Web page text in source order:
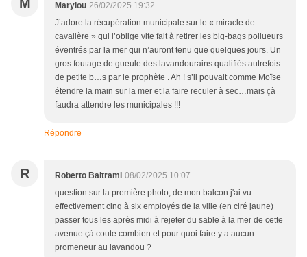
M Marylou 26/02/2025 19:32
J’adore la récupération municipale sur le « miracle de
cavalière » qui l’oblige vite fait à retirer les big-bags pollueurs
éventrés par la mer qui n’auront tenu que quelques jours. Un
gros foutage de gueule des lavandourains qualifiés autrefois
de petite b…s par le prophète . Ah ! s’il pouvait comme Moïse
étendre la main sur la mer et la faire reculer à sec…mais çà
faudra attendre les municipales !!!
Répondre
R Roberto Baltrami 08/02/2025 10:07
question sur la première photo, de mon balcon j'ai vu
effectivement cinq à six employés de la ville (en ciré jaune)
passer tous les après midi à rejeter du sable à la mer de cette
avenue çà coute combien et pour quoi faire y a aucun
promeneur au lavandou ?